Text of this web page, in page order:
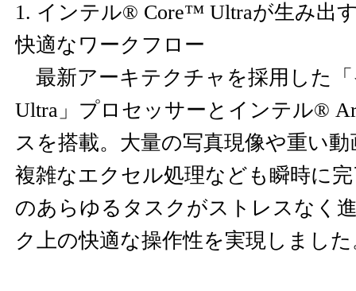
1. インテル® Core™ Ultraが生み出
快適なワークフロー
最新アーキテクチャを採用した
Ultra」プロセッサーとインテル®
スを搭載。大量の写真現像や重い
複雑なエクセル処理なども瞬時に
のあらゆるタスクがストレスなく
ク上の快適な操作性を実現しまし